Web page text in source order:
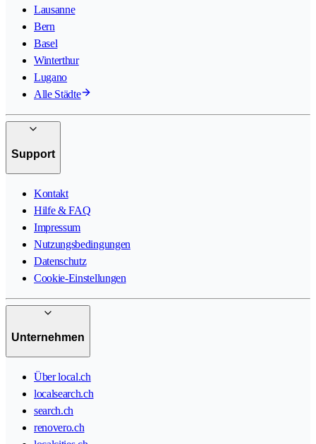
Lausanne
Bern
Basel
Winterthur
Lugano
Alle Städte
Support
Kontakt
Hilfe & FAQ
Impressum
Nutzungsbedingungen
Datenschutz
Cookie-Einstellungen
Unternehmen
Über local.ch
localsearch.ch
search.ch
renovero.ch